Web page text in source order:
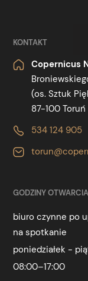
KONTAKT
Copernicus
(os. Sztuk
87-100 Toruń
534 124 905
GODZINY OTWARCIA
biuro czynne po
na spotkanie
poniedziałek -
08:00–17:00